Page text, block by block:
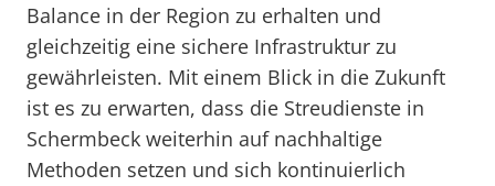
Balance in der Region zu erhalten und
gleichzeitig eine sichere Infrastruktur zu
gewährleisten. Mit einem Blick in die Zukunft
ist es zu erwarten, dass die Streudienste in
Schermbeck weiterhin auf nachhaltige
Methoden setzen und sich kontinuierlich